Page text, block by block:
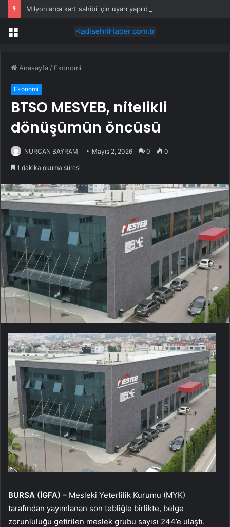
Menü
Anasayfa / Ekonomi
Ekonomi
BTSO MESYEB, nitelikli
dönüşümün öncüsü
NURCAN BAYRAM Mayıs 2, 2026 0 0
1 dakika okuma süresi
BURSA (İGFA) – Mesleki Yeterlilik Kurumu (MYK)
tarafından yayımlanan son tebliğle birlikte, belge
zorunluluğu getirilen meslek grubu sayısı 244’e ulaştı.